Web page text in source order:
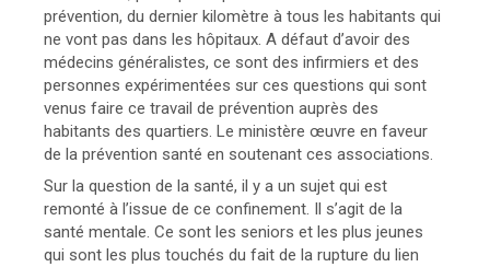
prévention, du dernier kilomètre à tous les habitants qui
ne vont pas dans les hôpitaux. A défaut d’avoir des
médecins généralistes, ce sont des infirmiers et des
personnes expérimentées sur ces questions qui sont
venus faire ce travail de prévention auprès des
habitants des quartiers. Le ministère œuvre en faveur
de la prévention santé en soutenant ces associations.
Sur la question de la santé, il y a un sujet qui est
remonté à l’issue de ce confinement. Il s’agit de la
santé mentale. Ce sont les seniors et les plus jeunes
qui sont les plus touchés du fait de la rupture du lien